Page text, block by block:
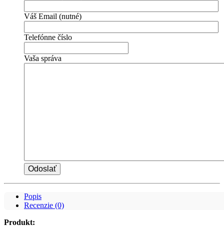
Váš Email (nutné)
Telefónne číslo
Vaša správa
Popis
Recenzie (0)
Produkt: